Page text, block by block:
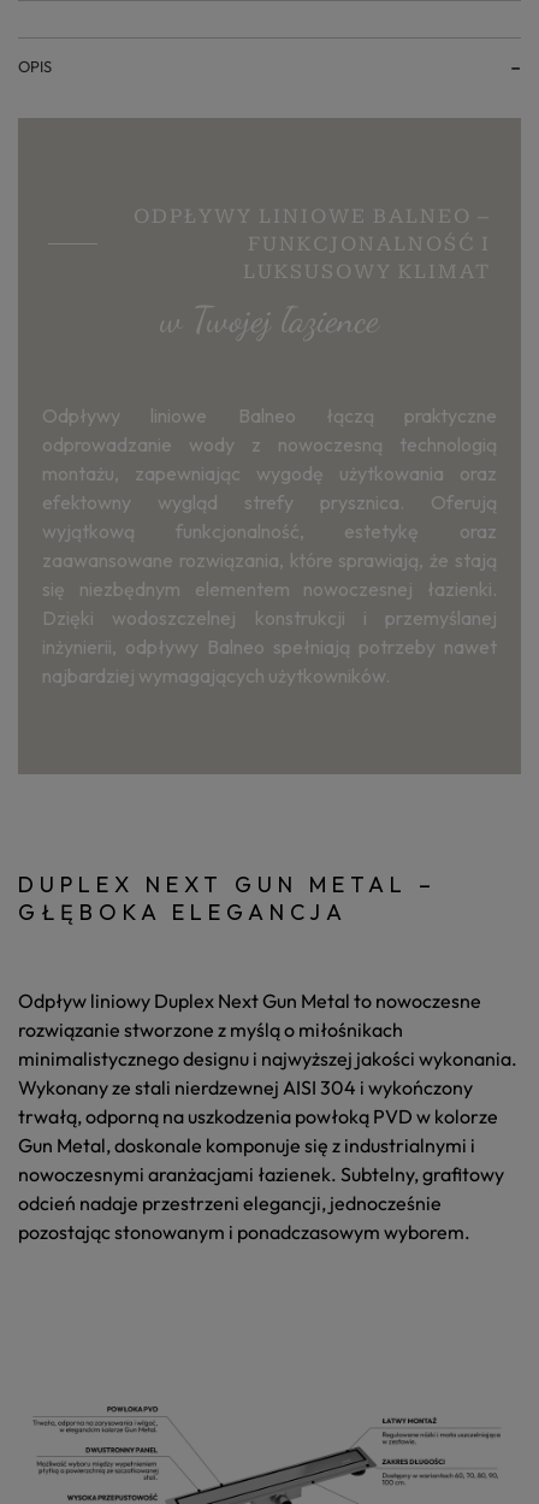
OPIS
ODPŁYWY LINIOWE BALNEO –
FUNKCJONALNOŚĆ I
LUKSUSOWY KLIMAT
w Twojej łazience
Odpływy liniowe Balneo łączą praktyczne
odprowadzanie wody z nowoczesną technologią
montażu, zapewniając wygodę użytkowania oraz
efektowny wygląd strefy prysznica. Oferują
wyjątkową funkcjonalność, estetykę oraz
zaawansowane rozwiązania, które sprawiają, że stają
się niezbędnym elementem nowoczesnej łazienki.
Dzięki wodoszczelnej konstrukcji i przemyślanej
inżynierii, odpływy Balneo spełniają potrzeby nawet
najbardziej wymagających użytkowników.
DUPLEX NEXT GUN METAL –
GŁĘBOKA ELEGANCJA
Odpływ liniowy Duplex Next Gun Metal to nowoczesne
rozwiązanie stworzone z myślą o miłośnikach
minimalistycznego designu i najwyższej jakości wykonania.
Wykonany ze stali nierdzewnej AISI 304 i wykończony
trwałą, odporną na uszkodzenia powłoką PVD w kolorze
Gun Metal, doskonale komponuje się z industrialnymi i
nowoczesnymi aranżacjami łazienek. Subtelny, grafitowy
odcień nadaje przestrzeni elegancji, jednocześnie
pozostając stonowanym i ponadczasowym wyborem.